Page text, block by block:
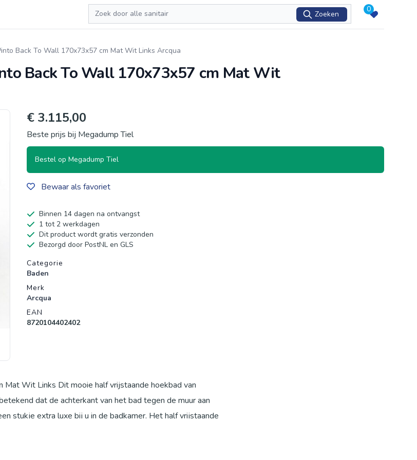
Zoeken
Zoeken
0
Back To Wall 170x73x57 cm Mat Wit Links Arcqua
Back To Wall 170x73x57 cm Mat Wit
€ 3.115,00
Beste prijs bij Megadump Tiel
Bestel op Megadump Tiel
Bewaar als favoriet
Binnen 14 dagen na ontvangst
1 tot 2 werkdagen
Dit product wordt gratis verzonden
Bezorgd door PostNL en GLS
Productgegevens
Categorie
Baden
Merk
Arcqua
EAN
8720104402402
Wit Links Dit mooie half vrijstaande hoekbad van
dat de achterkant van het bad tegen de muur aan
stukje extra luxe bij u in de badkamer. Het half vrijstaande
de breedte is 73 cm en het bad heeft een hoogte van 57